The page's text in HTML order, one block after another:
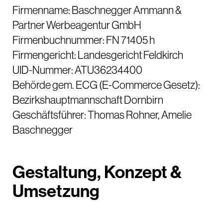
Firmenname: Baschnegger Ammann &
Partner Werbeagentur GmbH
Firmenbuchnummer: FN 71405 h
Firmengericht: Landesgericht Feldkirch
UID-Nummer: ATU36234400
Behörde gem. ECG (E-Commerce Gesetz):
Bezirkshauptmannschaft Dornbirn
Geschäftsführer: Thomas Rohner, Amelie
Baschnegger
Gestaltung, Konzept &
Umsetzung